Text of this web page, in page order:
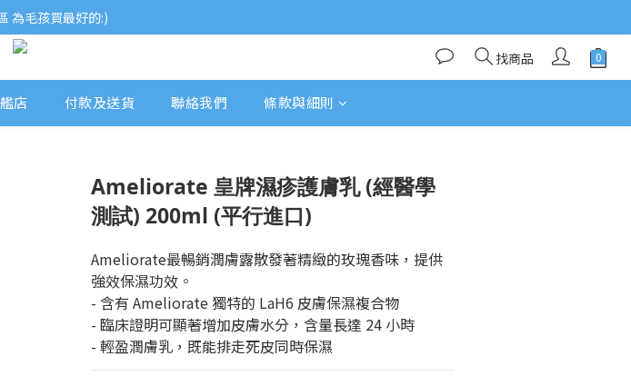
護理專家 嚴選優質品牌
為毛孩買最好的:)
護理專家 嚴選優質品牌 找商品
店 付款及送貨 聯絡我們 條款與細則
Ameliorate 皇牌濕疹護膚乳 (經醫學
測試) 200ml (平行進口)
Ameliorate最暢銷潤膚露散發著精緻的玫瑰香味，提供
強效保濕功效。
- 含有 Ameliorate 獨特的 LaH6 皮膚保濕複合物
- 臨床證明可顯著增加皮膚水分，含量長達 24 小時
- 輕盈潤膚乳，既能排走死皮同時保濕